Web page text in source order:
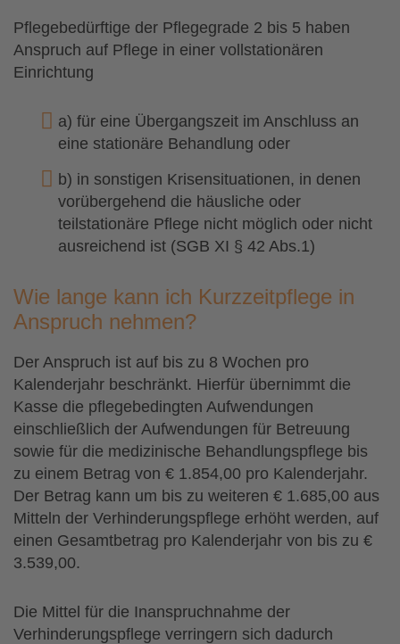
Pflegebedürftige der Pflegegrade 2 bis 5 haben
Anspruch auf Pflege in einer vollstationären
Einrichtung
a) für eine Übergangszeit im Anschluss an
eine stationäre Behandlung oder
b) in sonstigen Krisensituationen, in denen
vorübergehend die häusliche oder
teilstationäre Pflege nicht möglich oder nicht
ausreichend ist (SGB XI § 42 Abs.1)
Wie lange kann ich Kurzzeitpflege in
Anspruch nehmen?
Der Anspruch ist auf bis zu 8 Wochen pro
Kalenderjahr beschränkt. Hierfür übernimmt die
Kasse die pflegebedingten Aufwendungen
einschließlich der Aufwendungen für Betreuung
sowie für die medizinische Behandlungspflege bis
zu einem Betrag von € 1.854,00 pro Kalenderjahr.
Der Betrag kann um bis zu weiteren € 1.685,00 aus
Mitteln der Verhinderungspflege erhöht werden, auf
einen Gesamtbetrag pro Kalenderjahr von bis zu €
3.539,00.
Die Mittel für die Inanspruchnahme der
Verhinderungspflege verringern sich dadurch